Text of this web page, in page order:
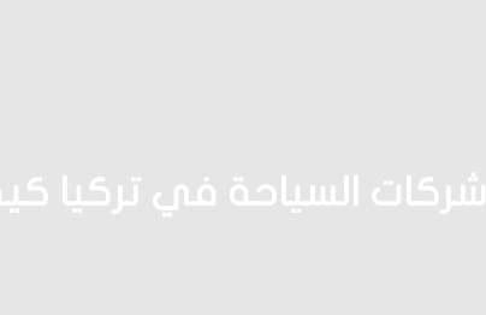
شركات السياحة في تركيا